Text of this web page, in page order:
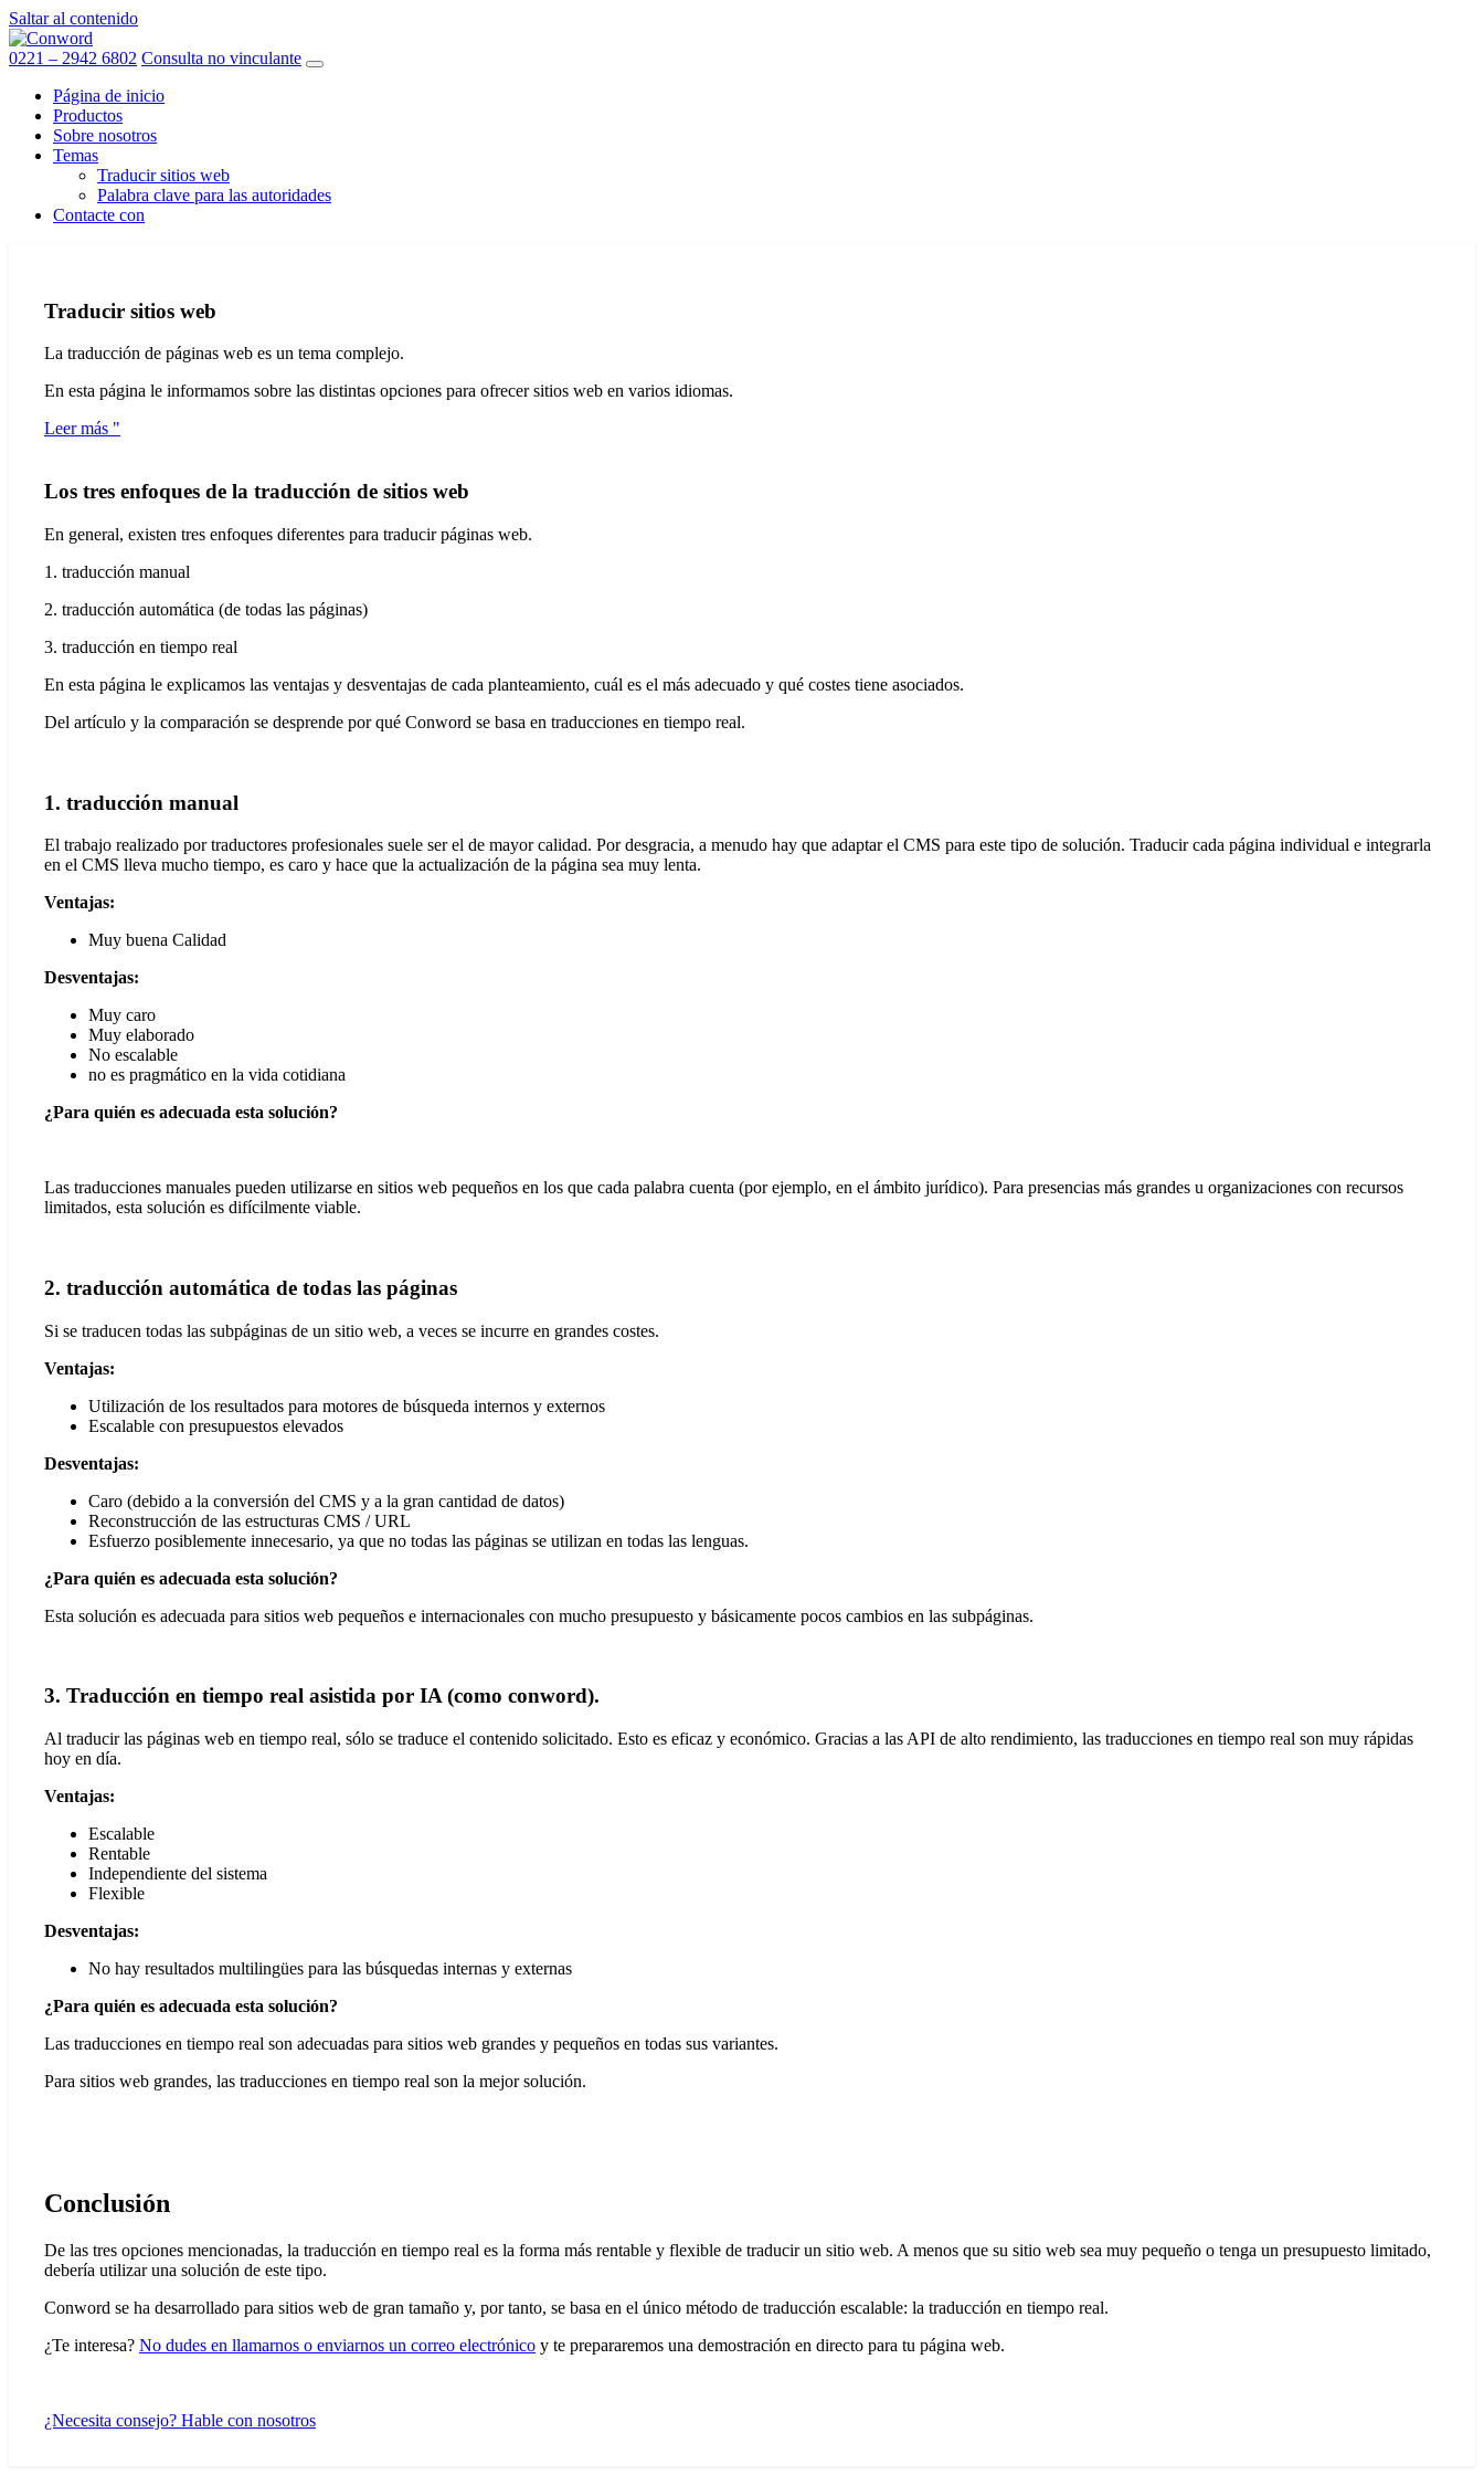
Saltar al contenido
0221 – 2942 6802 Consulta no vinculante
Página de inicio
Productos
Sobre nosotros
Temas
Traducir sitios web
Palabra clave para las autoridades
Contacte con
Traducir sitios web
La traducción de páginas web es un tema complejo.
En esta página le informamos sobre las distintas opciones para ofrecer sitios web en varios idiomas.
Leer más "
Los tres enfoques de la traducción de sitios web
En general, existen tres enfoques diferentes para traducir páginas web.
1. traducción manual
2. traducción automática (de todas las páginas)
3. traducción en tiempo real
En esta página le explicamos las ventajas y desventajas de cada planteamiento, cuál es el más adecuado y qué costes tiene asociados.
Del artículo y la comparación se desprende por qué Conword se basa en traducciones en tiempo real.
1. traducción manual
El trabajo realizado por traductores profesionales suele ser el de mayor calidad. Por desgracia, a menudo hay que adaptar el CMS para este tipo de solución. Traducir cada página individual e integrarla
en el CMS lleva mucho tiempo, es caro y hace que la actualización de la página sea muy lenta.
Ventajas:
Muy buena Calidad
Desventajas:
Muy caro
Muy elaborado
No escalable
no es pragmático en la vida cotidiana
¿Para quién es adecuada esta solución?
Las traducciones manuales pueden utilizarse en sitios web pequeños en los que cada palabra cuenta (por ejemplo, en el ámbito jurídico). Para presencias más grandes u organizaciones con recursos
limitados, esta solución es difícilmente viable.
2. traducción automática de todas las páginas
Si se traducen todas las subpáginas de un sitio web, a veces se incurre en grandes costes.
Ventajas:
Utilización de los resultados para motores de búsqueda internos y externos
Escalable con presupuestos elevados
Desventajas:
Caro (debido a la conversión del CMS y a la gran cantidad de datos)
Reconstrucción de las estructuras CMS / URL
Esfuerzo posiblemente innecesario, ya que no todas las páginas se utilizan en todas las lenguas.
¿Para quién es adecuada esta solución?
Esta solución es adecuada para sitios web pequeños e internacionales con mucho presupuesto y básicamente pocos cambios en las subpáginas.
3. Traducción en tiempo real asistida por IA (como conword).
Al traducir las páginas web en tiempo real, sólo se traduce el contenido solicitado. Esto es eficaz y económico. Gracias a las API de alto rendimiento, las traducciones en tiempo real son muy rápidas
hoy en día.
Ventajas:
Escalable
Rentable
Independiente del sistema
Flexible
Desventajas:
No hay resultados multilingües para las búsquedas internas y externas
¿Para quién es adecuada esta solución?
Las traducciones en tiempo real son adecuadas para sitios web grandes y pequeños en todas sus variantes.
Para sitios web grandes, las traducciones en tiempo real son la mejor solución.
Conclusión
De las tres opciones mencionadas, la traducción en tiempo real es la forma más rentable y flexible de traducir un sitio web. A menos que su sitio web sea muy pequeño o tenga un presupuesto limitado,
debería utilizar una solución de este tipo.
Conword se ha desarrollado para sitios web de gran tamaño y, por tanto, se basa en el único método de traducción escalable: la traducción en tiempo real.
¿Te interesa? No dudes en llamarnos o enviarnos un correo electrónico y te prepararemos una demostración en directo para tu página web.
¿Necesita consejo? Hable con nosotros